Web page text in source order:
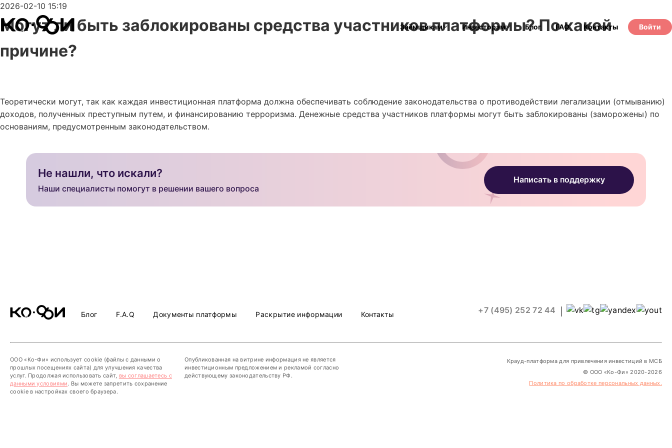
Заёмщикам Инвесторам Блог FAQ Контакты Войти
2026-02-10 15:19
Могут ли быть заблокированы средства участников платформы? По какой
причине?
Теоретически могут, так как каждая инвестиционная платформа должна обеспечивать соблюдение законодательства о противодействии легализации (отмыванию)
доходов, полученных преступным путем, и финансированию терроризма. Денежные средства участников платформы могут быть заблокированы (заморожены) по
основаниям, предусмотренным законодательством.
Не нашли, что искали?
Наши специалисты помогут в решении вашего вопроса
Написать в поддержку
Блог F.A.Q Документы платформы Раскрытие информации Контакты +7 (495) 252 72 44
ООО «Ко-Фи» использует cookie (файлы с данными о
прошлых посещениях сайта) для улучшения качества
услуг. Продолжая использовать сайт, вы соглашаетесь с
данными условиями. Вы можете запретить сохранение
cookie в настройках своего браузера.
Опубликованная на витрине информация не является
инвестиционным предложением и рекламой согласно
действующему законодательству РФ.
Крауд-платформа для привлечения инвестиций в МСБ
© ООО «Ко-Фи» 2020-2026
Политика по обработке персональных данных.